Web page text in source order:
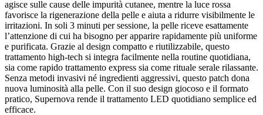
agisce sulle cause delle impurità cutanee, mentre la luce rossa
favorisce la rigenerazione della pelle e aiuta a ridurre visibilmente le
irritazioni. In soli 3 minuti per sessione, la pelle riceve esattamente
l’attenzione di cui ha bisogno per apparire rapidamente più uniforme
e purificata. Grazie al design compatto e riutilizzabile, questo
trattamento high-tech si integra facilmente nella routine quotidiana,
sia come rapido trattamento express sia come rituale serale rilassante.
Senza metodi invasivi né ingredienti aggressivi, questo patch dona
nuova luminosità alla pelle. Con il suo design giocoso e il formato
pratico, Supernova rende il trattamento LED quotidiano semplice ed
efficace.